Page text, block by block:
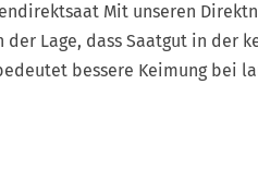
Mit unseren
der Lage, dass Saatgut in der
bessere Keimung bei